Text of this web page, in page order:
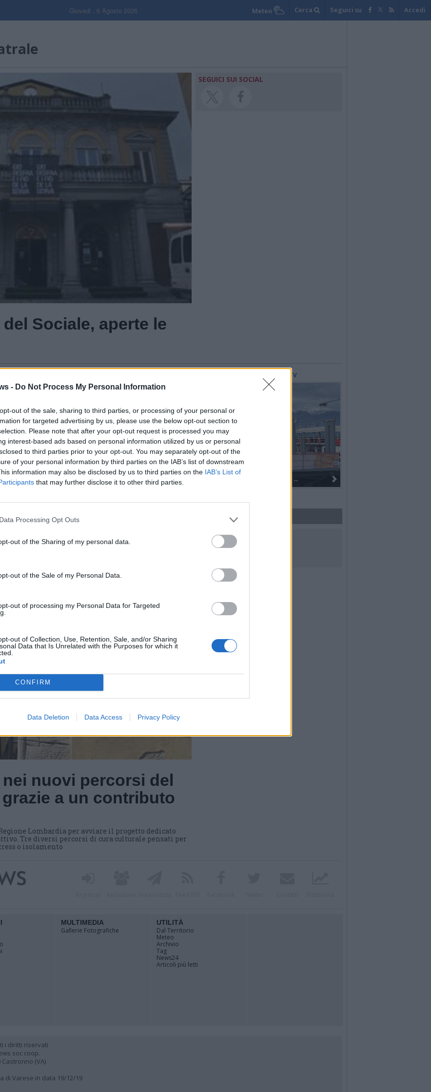
- Do Not Process My Personal Information
out of the sale, sharing to third parties, or processing of your personal or
for targeted advertising by us, please use the below opt-out section to
Please note that after your opt-out request is processed you may
interest-based ads based on personal information utilized by us or personal
to third parties prior to your opt-out. You may separately opt-out of the
of your personal information by third parties on the IAB’s list of downstream
information may also be disclosed by us to third parties on the IAB’s List of
that may further disclose it to other third parties.
Processing Opt Outs
out of the Sharing of my personal data.
out of the Sale of my Personal Data.
out of processing my Personal Data for Targeted
out of Collection, Use, Retention, Sale, and/or Sharing
Data that Is Unrelated with the Purposes for which it
CONFIRM
Data Deletion Data Access Privacy Policy
Giovedi , 6 Agosto 2026 Meteo Cerca Seguici su Accedi
Sociale, aperte le
SEGUICI SUI SOCIAL
Guarda l'archivio
WebTV
Dall’oro alla fiaccola: ...
nuovi percorsi del
a un contributo
Lombardia per avviare il progetto dedicato
Tre diversi percorsi di cura culturale pensati per
o isolamento
SEGUICI SUI SOCIAL
MULTIMEDIA
Gallerie Fotografiche
UTILITÀ
Dal Territorio
Meteo
Archivio
Tag
News24
Articoli più letti
i diritti riservati
soc coop.
Castronno (VA)
di Varese in data 19/12/19